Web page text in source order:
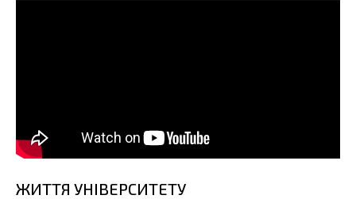
ЖИТТЯ УНІВЕРСИТЕТУ